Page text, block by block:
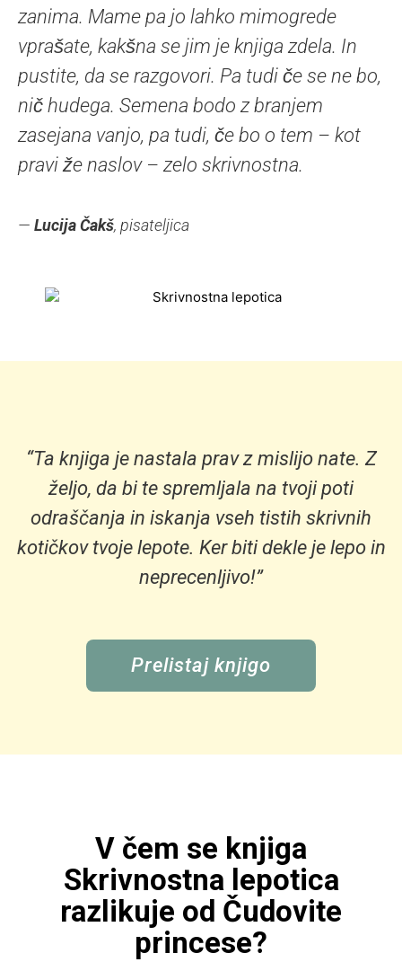
zanima. Mame pa jo lahko mimogrede
vprašate, kakšna se jim je knjiga zdela. In
pustite, da se razgovori. Pa tudi če se ne bo,
nič hudega. Semena bodo z branjem
zasejana vanjo, pa tudi, če bo o tem – kot
pravi že naslov – zelo skrivnostna.
— Lucija Čakš, pisateljica
“Ta knjiga je nastala prav z mislijo nate. Z
željo, da bi te spremljala na tvoji poti
odraščanja in iskanja vseh tistih skrivnih
kotičkov tvoje lepote. Ker biti dekle je lepo in
neprecenljivo!”
Prelistaj knjigo
V čem se knjiga
Skrivnostna lepotica
razlikuje od Čudovite
princese?